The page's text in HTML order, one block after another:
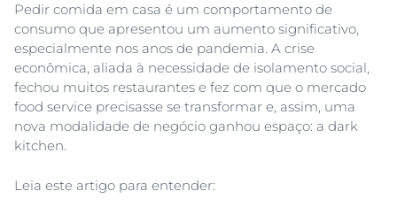
Pedir comida em casa é um comportamento de
consumo que apresentou um aumento significativo,
especialmente nos anos de pandemia. A crise
econômica, aliada à necessidade de isolamento social,
fechou muitos restaurantes e fez com que o mercado
food service precisasse se transformar e, assim, uma
nova modalidade de negócio ganhou espaço: a dark
kitchen.
Leia este artigo para entender: